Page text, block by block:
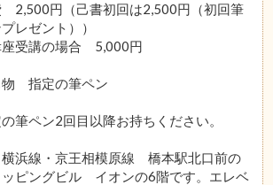
2,500円（己書初回は2,500円（初回筆
レゼント））
座受講の場合 5,000円
物 指定の筆ペン
筆ペン2回目以降お持ちください。
横浜線・京王相模原線 橋本駅北口前の
ッピングビル イオンの6階です。エレベ